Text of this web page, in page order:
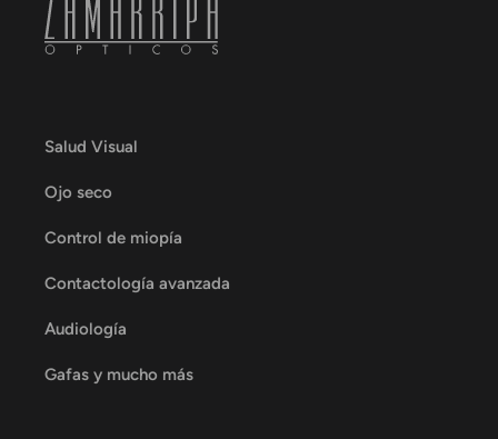
Salud Visual
Ojo seco
Control de miopía
Contactología avanzada
Audiología
Gafas y mucho más